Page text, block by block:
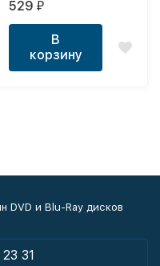
529 ₽
В
корзину
DVD и Blu-Ray дисков
31